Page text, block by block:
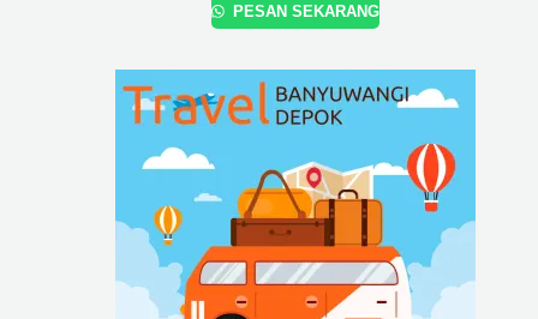
PESAN SEKARANG